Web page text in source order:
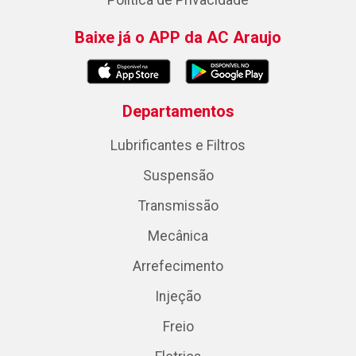
Baixe já o APP da AC Araujo
Departamentos
Lubrificantes e Filtros
Suspensão
Transmissão
Mecânica
Arrefecimento
Injeção
Freio